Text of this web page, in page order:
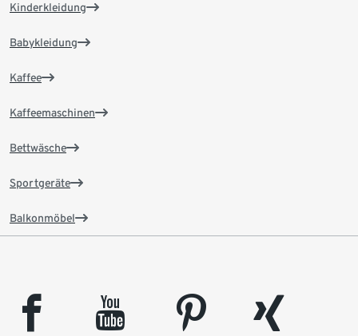
Kinderkleidung
Babykleidung
Kaffee
Kaffeemaschinen
Bettwäsche
Sportgeräte
Balkonmöbel
facebook youtube pinterest
xing